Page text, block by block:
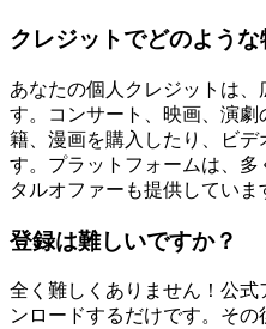
クレジットでどのよう
あなたの個人クレジットは
す。コンサート、映画、演
籍、漫画を購入したり、ビデ
す。プラットフォームは、
タルオファーも提供していま
登録は難しいですか？
全く難しくありません！公
ンロードするだけです。そ